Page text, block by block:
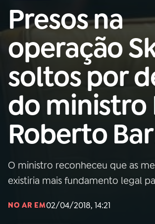
Buscar
na
Rádio
Nacional
AO VIVO
01 INÍCIO
02A RÁDIO
03 PROGRAMAÇÃO
04PROGRAMAS
05 PODCASTS
Presos na
operação
soltos por
do ministro
Roberto
O ministro reconheceu que as
existiria mais fundamento legal
NO AR EM02/04/2018, 14:21